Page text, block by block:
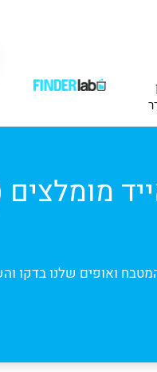
ואופים שלנו בדקו